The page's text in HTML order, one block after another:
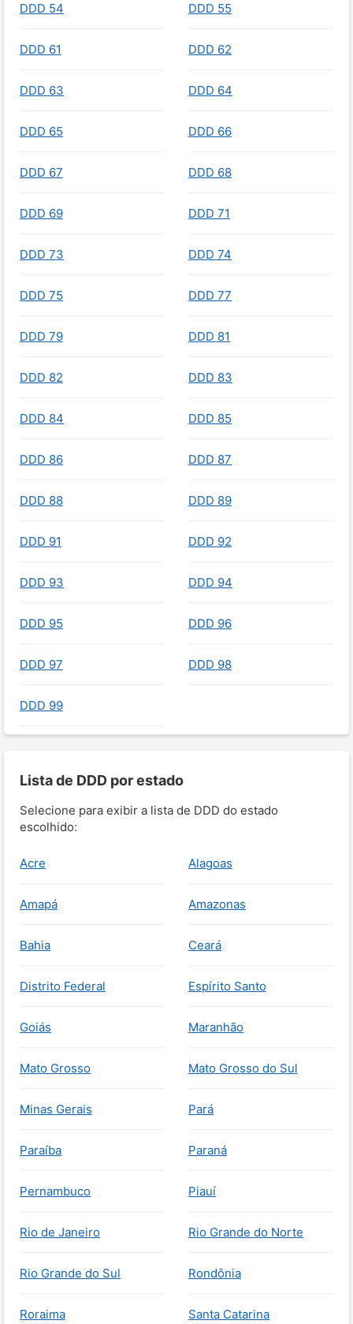
DDD 54 DDD 55
DDD 61 DDD 62
DDD 63 DDD 64
DDD 65 DDD 66
DDD 67 DDD 68
DDD 69 DDD 71
DDD 73 DDD 74
DDD 75 DDD 77
DDD 79 DDD 81
DDD 82 DDD 83
DDD 84 DDD 85
DDD 86 DDD 87
DDD 88 DDD 89
DDD 91 DDD 92
DDD 93 DDD 94
DDD 95 DDD 96
DDD 97 DDD 98
DDD 99
Lista de DDD por estado
Selecione para exibir a lista de DDD do estado
escolhido:
Acre Alagoas
Amapá Amazonas
Bahia Ceará
Distrito Federal Espírito Santo
Goiás Maranhão
Mato Grosso Mato Grosso do Sul
Minas Gerais Pará
Paraíba Paraná
Pernambuco Piauí
Rio de Janeiro Rio Grande do Norte
Rio Grande do Sul Rondônia
Roraima Santa Catarina